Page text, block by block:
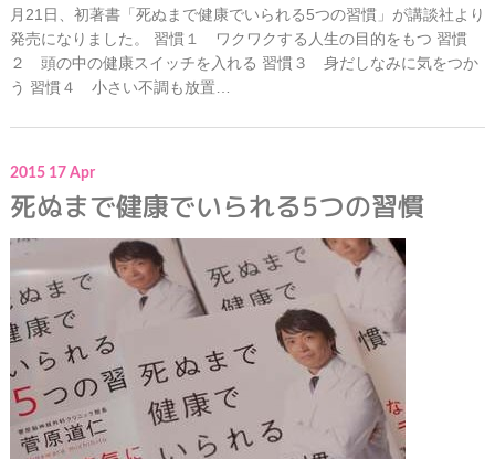
月21日、初著書「死ぬまで健康でいられる5つの習慣」が講談社より
発売になりました。 習慣１ ワクワクする人生の目的をもつ 習慣
２ 頭の中の健康スイッチを入れる 習慣３ 身だしなみに気をつか
う 習慣４ 小さい不調も放置…
2015 17 Apr
死ぬまで健康でいられる5つの習慣